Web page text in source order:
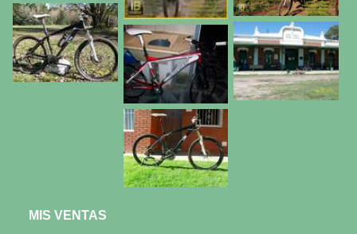
MIS VENTAS